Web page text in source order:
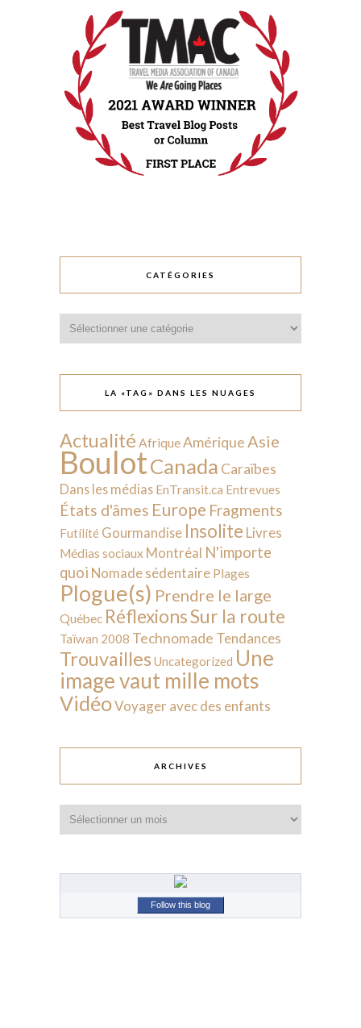
CATÉGORIES
LA «TAG» DANS LES NUAGES
Actualité AfriqueAmérique Asie
BoulotCanada Caraïbes
Dans les médias EnTransit.ca Entrevues
États d'âmes Europe Fragments
Futilité Gourmandise Insolite Livres
Médias sociaux Montréal N'importe
quoi Nomade sédentaire Plages
Plogue(s) Prendre le large
Québec RéflexionsSur la route
Taïwan 2008 Technomade Tendances
Trouvailles Uncategorized Une
image vaut mille mots
VidéoVoyager avec des enfants
ARCHIVES
Follow this blog